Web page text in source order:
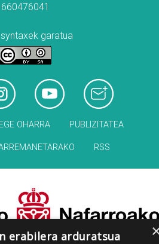
660476041
garatua
OHARRA PUBLIZITATEA
RSS
erabilera arduratsua